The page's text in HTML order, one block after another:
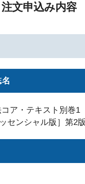
注文申込み内容
コア・テキスト別
センシャル版］第2